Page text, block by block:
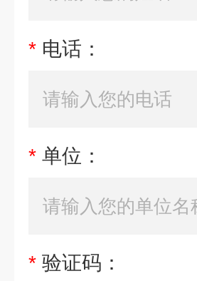
* 电话：
* 单位：
* 验证码：